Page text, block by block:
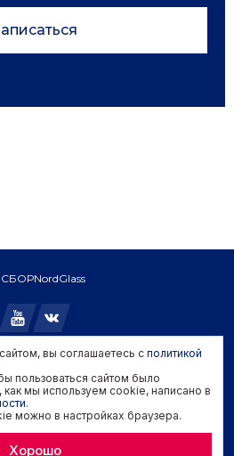
БОРNordGlass
AGC. All rights reserved.
файлов cookie
производителю
вы соглашаетесь с политикой
пользоваться сайтом было
мы используем cookie, написано в
.
можно в настройках браузера.
Хорошо